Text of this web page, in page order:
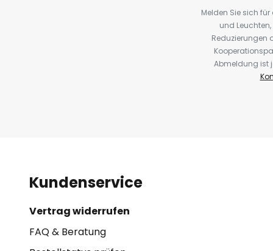
Melden Sie sich
und
Reduzierungen
Abmeldung ist
Kundenservice
Vertrag widerrufen
FAQ & Beratung